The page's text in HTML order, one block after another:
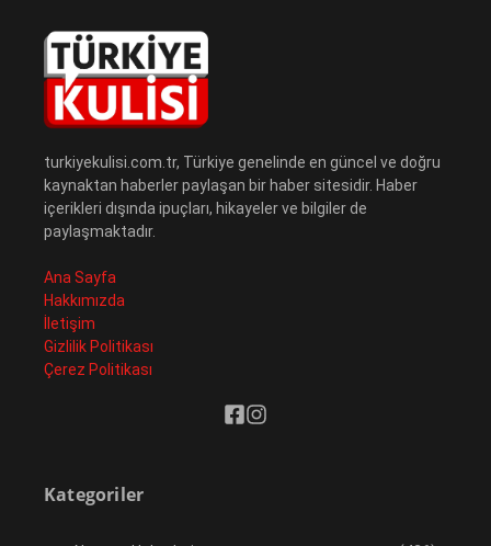
turkiyekulisi.com.tr, Türkiye genelinde en güncel ve doğru
kaynaktan haberler paylaşan bir haber sitesidir. Haber
içerikleri dışında ipuçları, hikayeler ve bilgiler de
paylaşmaktadır.
Ana Sayfa
Hakkımızda
İletişim
Gizlilik Politikası
Çerez Politikası
Kategoriler